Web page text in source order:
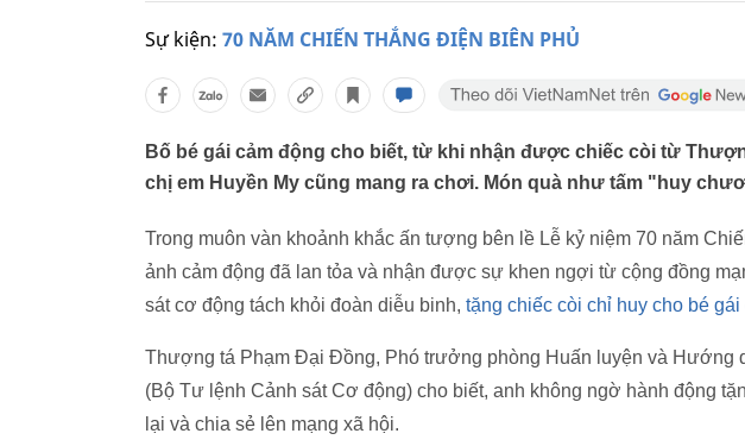
Sự kiện: 70 NĂM CHIẾN THẮNG ĐIỆN BIÊN PHỦ
Bố bé gái cảm động cho biết, từ khi nhận được chiếc còi từ
chị em Huyền My cũng mang ra chơi. Món quà như tấm "huy
Trong muôn vàn khoảnh khắc ấn tượng bên lề Lễ kỷ niệm 70 năm
ảnh cảm động đã lan tỏa và nhận được sự khen ngợi từ cộng đồng
sát cơ động tách khỏi đoàn diễu binh, tặng chiếc còi chỉ huy cho bé
Thượng tá Phạm Đại Đồng, Phó trưởng phòng Huấn luyện và Hướng
(Bộ Tư lệnh Cảnh sát Cơ động) cho biết, anh không ngờ hành động
lại và chia sẻ lên mạng xã hội.